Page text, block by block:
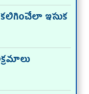
ఇసుక